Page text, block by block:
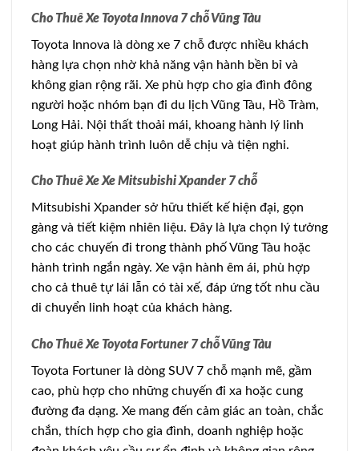
Cho Thuê Xe Toyota Innova 7 chỗ Vũng Tàu
Toyota Innova là dòng xe 7 chỗ được nhiều khách
hàng lựa chọn nhờ khả năng vận hành bền bỉ và
không gian rộng rãi. Xe phù hợp cho gia đình đông
người hoặc nhóm bạn đi du lịch Vũng Tàu, Hồ Tràm,
Long Hải. Nội thất thoải mái, khoang hành lý linh
hoạt giúp hành trình luôn dễ chịu và tiện nghi.
Cho Thuê Xe Xe Mitsubishi Xpander 7 chỗ
Mitsubishi Xpander sở hữu thiết kế hiện đại, gọn
gàng và tiết kiệm nhiên liệu. Đây là lựa chọn lý tưởng
cho các chuyến đi trong thành phố Vũng Tàu hoặc
hành trình ngắn ngày. Xe vận hành êm ái, phù hợp
cho cả thuê tự lái lẫn có tài xế, đáp ứng tốt nhu cầu
di chuyển linh hoạt của khách hàng.
Cho Thuê Xe Toyota Fortuner 7 chỗ Vũng Tàu
Toyota Fortuner là dòng SUV 7 chỗ mạnh mẽ, gầm
cao, phù hợp cho những chuyến đi xa hoặc cung
đường đa dạng. Xe mang đến cảm giác an toàn, chắc
chắn, thích hợp cho gia đình, doanh nghiệp hoặc